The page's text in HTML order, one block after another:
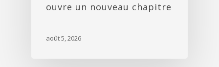
ouvre un nouveau chapitre
août 5, 2026